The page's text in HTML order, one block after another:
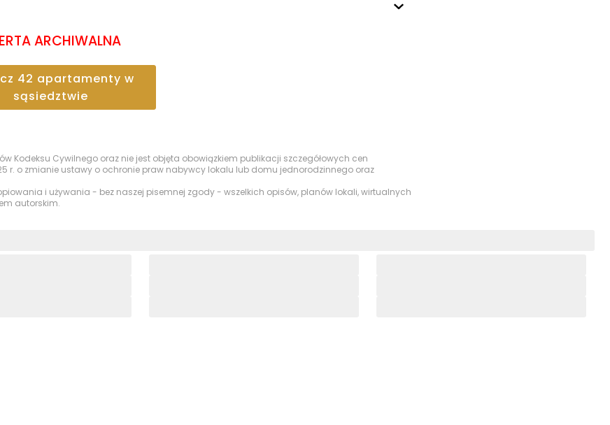
ARCHIWALNA
42 apartamenty w
sąsiedztwie
Kodeksu Cywilnego oraz nie jest objęta obowiązkiem publikacji szczegółowych cen
r. o zmianie ustawy o ochronie praw nabywcy lokalu lub domu jednorodzinnego oraz
i używania - bez naszej pisemnej zgody - wszelkich opisów, planów lokali, wirtualnych
autorskim.